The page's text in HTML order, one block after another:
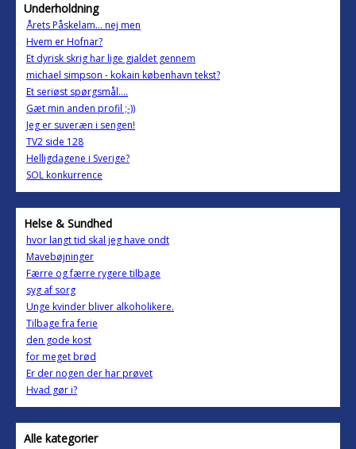
Underholdning
Årets Påskelam... nej men
Hvem er Hofnar?
Et dyrisk skrig har lige gjaldet gennem
michael simpson - kokain københavn tekst?
Et seriøst spørgsmål....
Gæt min anden profil ;-))
Jeg er suveræn i sengen!
TV2 side 128
Helligdagene i Sverige?
SOL konkurrence
Helse & Sundhed
hvor langt tid skal jeg have ondt
Mavebøjninger
Færre og færre rygere tilbage
syg af sorg
Unge kvinder bliver alkoholikere.
Tilbage fra ferie
den gode kost
for meget brød
Er der nogen der har prøvet
Hvad gør i?
Alle kategorier